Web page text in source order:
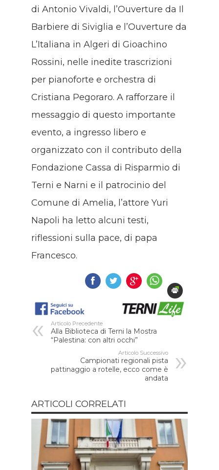
di Antonio Vivaldi, l’Ouverture da Il
Barbiere di Siviglia e l’Ouverture da
L’Italiana in Algeri di Gioachino
Rossini, nelle inedite trascrizioni
per pianoforte e orchestra di
Cristiana Pegoraro. A rafforzare il
messaggio di questo importante
evento, a ingresso libero e
organizzato con il contributo della
Fondazione Cassa di Risparmio di
Terni e Narni e il patrocinio del
Comune di Amelia, l’attore Yuri
Napoli ha letto alcuni testi,
riflessioni sulla pace, di papa
Francesco.
Articolo Precedente
Alla Biblioteca di Terni la Mostra
“Palestina: con altri occhi”
Articolo Successivo
Campionati regionali pista
pattinaggio a rotelle, ecco come è
andata
ARTICOLI CORRELATI